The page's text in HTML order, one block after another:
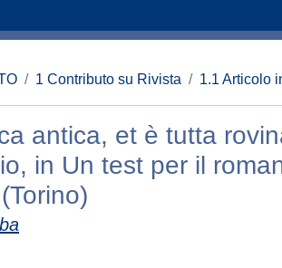
1 Contributo su Rivista 1.1 Articolo
antica, et è tutta
in Un test per il